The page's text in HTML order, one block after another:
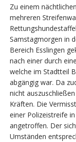
Zu einem
mehreren
Samstagmorgen in
Bereich Esslingen
nach einer durch
welche im Stadtteil
abgängig war. Da
nicht
Kräften. Die
einer Polizeistreife
angetroffen. Der
Umständen